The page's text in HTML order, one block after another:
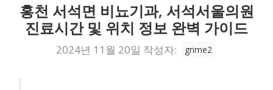
홍천 서석면 비뇨기과, 서석서울의원
진료시간 및 위치 정보 완벽 가이드
2024년 11월 20일 작성자: grime2